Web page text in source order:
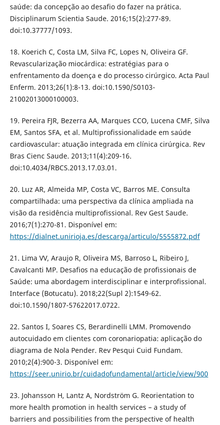
saúde: da concepção ao desafio do fazer na prática.
Disciplinarum Scientia Saude. 2016;15(2):277-89.
doi:10.37777/1093.
18. Koerich C, Costa LM, Silva FC, Lopes N, Oliveira GF.
Revascularização miocárdica: estratégias para o
enfrentamento da doença e do processo cirúrgico. Acta Paul
Enferm. 2013;26(1):8-13. doi:10.1590/S0103-
21002013000100003.
19. Pereira FJR, Bezerra AA, Marques CCO, Lucena CMF, Silva
EM, Santos SFA, et al. Multiprofissionalidade em saúde
cardiovascular: atuação integrada em clínica cirúrgica. Rev
Bras Cienc Saude. 2013;11(4):209-16.
doi:10.4034/RBCS.2013.17.03.01.
20. Luz AR, Almeida MP, Costa VC, Barros ME. Consulta
compartilhada: uma perspectiva da clínica ampliada na
visão da residência multiprofissional. Rev Gest Saude.
2016;7(1):270-81. Disponível em:
https://dialnet.unirioja.es/descarga/articulo/5555872.pdf
21. Lima VV, Araujo R, Oliveira MS, Barroso L, Ribeiro J,
Cavalcanti MP. Desafios na educação de profissionais de
Saúde: uma abordagem interdisciplinar e interprofissional.
Interface (Botucatu). 2018;22(Supl 2):1549-62.
doi:10.1590/1807-57622017.0722.
22. Santos I, Soares CS, Berardinelli LMM. Promovendo
autocuidado em clientes com coronariopatia: aplicação do
diagrama de Nola Pender. Rev Pesqui Cuid Fundam.
2010;2(4):900-3. Disponível em:
https://seer.unirio.br/cuidadofundamental/article/view/900
23. Johansson H, Lantz A, Nordström G. Reorientation to
more health promotion in health services – a study of
barriers and possibilities from the perspective of health